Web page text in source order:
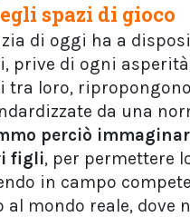
spazi di gioco
di oggi ha a
prive di ogni
tra loro,
da una
perciò
figli, per permettere
in campo
mondo reale, dove